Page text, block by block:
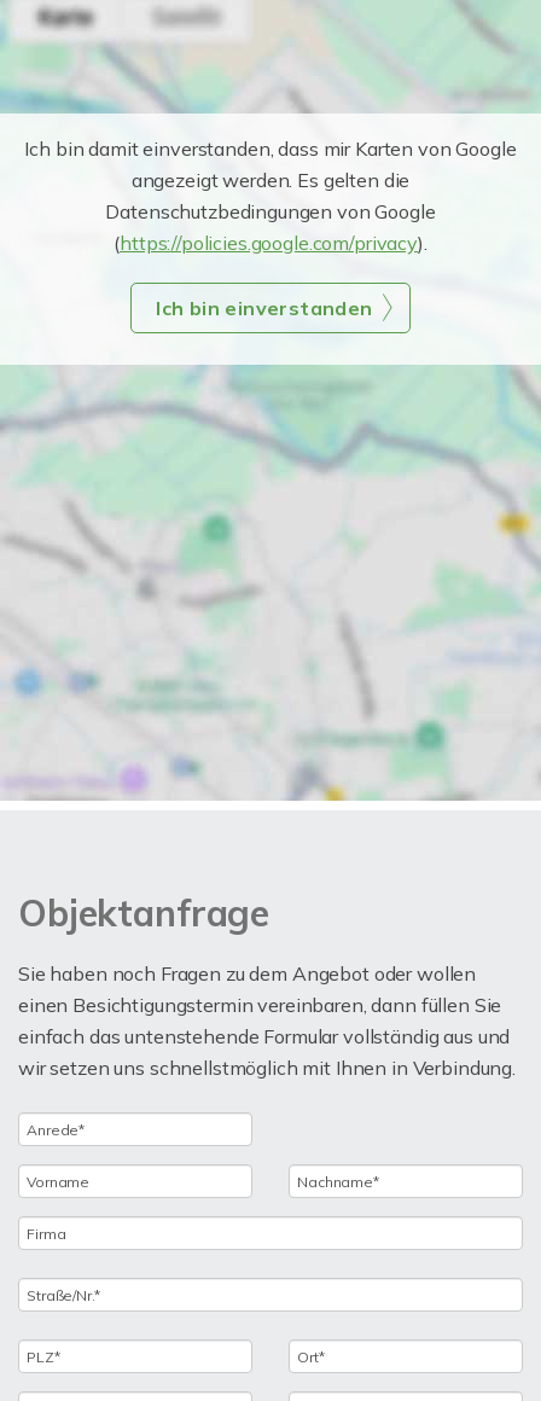
Ich bin damit einverstanden, dass mir Karten von Google
angezeigt werden. Es gelten die
Datenschutzbedingungen von Google
(https://policies.google.com/privacy).
Ich bin einverstanden
Objektanfrage
Sie haben noch Fragen zu dem Angebot oder wollen
einen Besichtigungstermin vereinbaren, dann füllen Sie
einfach das untenstehende Formular vollständig aus und
wir setzen uns schnellstmöglich mit Ihnen in Verbindung.